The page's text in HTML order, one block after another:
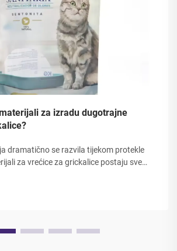
za izradu dugotrajne
dramatično se razvila tijekom protekle
za vrećice za grickalice postaju sve
i pogodnost. Proizvođači hrane i